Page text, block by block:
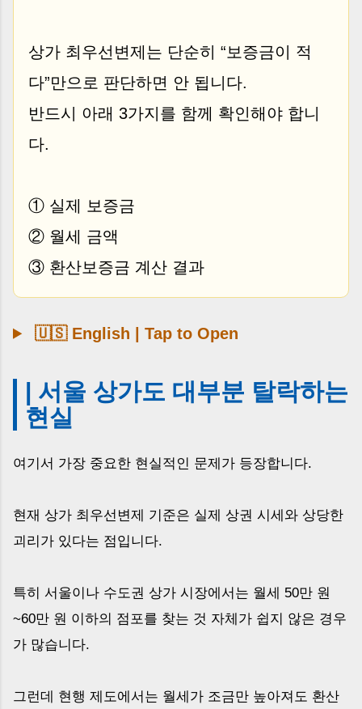
상가 최우선변제는 단순히 “보증금이 적
다”만으로 판단하면 안 됩니다.
반드시 아래 3가지를 함께 확인해야 합니
다.
① 실제 보증금
② 월세 금액
③ 환산보증금 계산 결과
🇺🇸 English | Tap to Open
| 서울 상가도 대부분 탈락하는
현실
여기서 가장 중요한 현실적인 문제가 등장합니다.
현재 상가 최우선변제 기준은 실제 상권 시세와 상당한
괴리가 있다는 점입니다.
특히 서울이나 수도권 상가 시장에서는 월세 50만 원
~60만 원 이하의 점포를 찾는 것 자체가 쉽지 않은 경우
가 많습니다.
그런데 현행 제도에서는 월세가 조금만 높아져도 환산